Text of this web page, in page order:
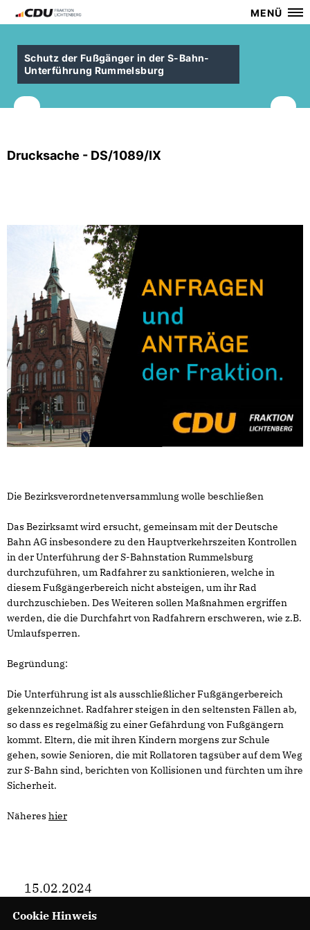
MENÜ
Schutz der Fußgänger in der S-Bahn-
Unterführung Rummelsburg
Drucksache - DS/1089/IX
Die Bezirksverordnetenversammlung wolle beschließen
Das Bezirksamt wird ersucht, gemeinsam mit der Deutsche
Bahn AG insbesondere zu den Hauptverkehrszeiten Kontrollen
in der Unterführung der S-Bahnstation Rummelsburg
durchzuführen, um Radfahrer zu sanktionieren, welche in
diesem Fußgängerbereich nicht absteigen, um ihr Rad
durchzuschieben. Des Weiteren sollen Maßnahmen ergriffen
werden, die die Durchfahrt von Radfahrern erschweren, wie z.B.
Umlaufsperren.
Begründung:
Die Unterführung ist als ausschließlicher Fußgängerbereich
gekennzeichnet. Radfahrer steigen in den seltensten Fällen ab,
so dass es regelmäßig zu einer Gefährdung von Fußgängern
kommt. Eltern, die mit ihren Kindern morgens zur Schule
gehen, sowie Senioren, die mit Rollatoren tagsüber auf dem Weg
zur S-Bahn sind, berichten von Kollisionen und fürchten um ihre
Sicherheit.
Näheres hier
15.02.2024
Cookie Hinweis